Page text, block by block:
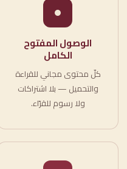
الوصول المفتوح
الكامل
كلّ محتوى مجاني للقراءة
والتحميل — بلا اشتراكات
ولا رسوم للقرّاء.